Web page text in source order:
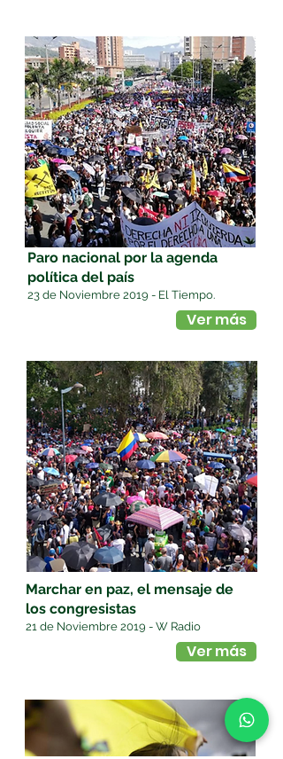
Ver más
Paro nacional por la agenda
política del país
23 de Noviembre 2019 - El Tiempo.
Ver más
Marchar en paz, el mensaje de
los congresistas
21 de Noviembre 2019 - W Radio